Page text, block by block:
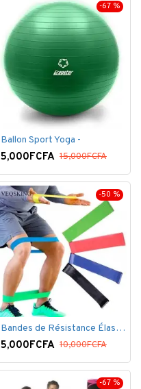
-67 %
Ballon Sport Yoga -
5,000FCFA 15,000FCFA
-50 %
Bandes de Résistance Élastique Latex pour Salle de Gym, Exercice, Yoga, Pilâtes, Kinésithérapie, Rééducation
5,000FCFA 10,000FCFA
-67 %